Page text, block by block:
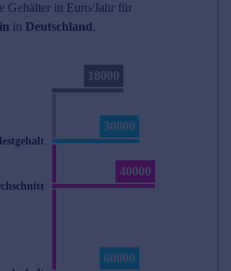
Gehälter in Euro/Jahr für
in Deutschland.
18000
30000
40000
60000